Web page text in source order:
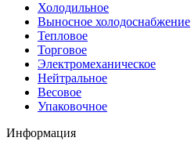
Холодильное
Выносное холодоснабжение
Тепловое
Торговое
Электромеханическое
Нейтральное
Весовое
Упаковочное
Информация